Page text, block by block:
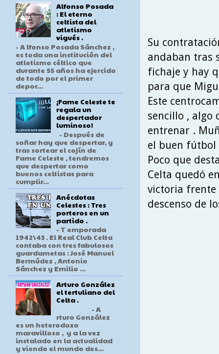
Su
andaban tras
fichaje y hay
para que
Este
sencillo , algo
entrenar .
el buen fútbol
Poco que
Celta quedó
victoria frente
descenso de
Alfonso Posada
: El eterno
celtista del
atletismo
vigués .
- A lfonso Posada Sánchez ,
es toda una institución del
atletismo céltico que
durante 55 años ha ejercido
de todo por el primer
depor...
¡Fame Celeste te
regala un
despertador
luminoso!
- Después de
soñar hay que despertar, y
tras sortear el cojín de
Fame Celeste , tendremos
que despertar como
buenos celtistas para
cumplir...
Anécdotas
Celestes : Tres
porteros en un
partido .
- T emporada
1942\43 . El Real Club Celta
contaba con tres fabulosos
guardametas : José Manuel
Bermúdez , Antonio
Sánchez y Emilio ...
Arturo González
el tertuliano del
Celta .
- A
rturo González
es un heterodoxo
maravilloso , y a la vez
instalado en la actualidad
y viendo el mundo des...